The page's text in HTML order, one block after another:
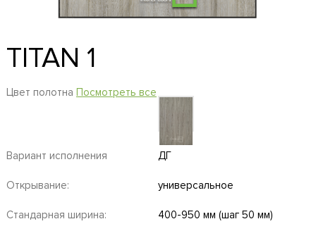
TITAN 1
Цвет полотна Посмотреть все
Вариант исполнения ДГ
Открывание: универсальное
Стандарная ширина: 400-950 мм (шаг 50 мм)